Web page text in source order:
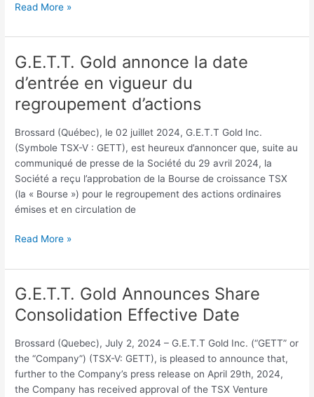
R&D
Programs
Read More »
G.E.T.T. Gold annonce la date
d’entrée en vigueur du
regroupement d’actions
Brossard (Québec), le 02 juillet 2024, G.E.T.T Gold Inc.
(Symbole TSX-V : GETT), est heureux d’annoncer que, suite au
communiqué de presse de la Société du 29 avril 2024, la
Société a reçu l’approbation de la Bourse de croissance TSX
(la « Bourse ») pour le regroupement des actions ordinaires
émises et en circulation de
G.E.T.T.
Gold
annonce
la
d’entrée
en
vigueur
du
regroupement
d’actions
Read More »
G.E.T.T. Gold Announces Share
Consolidation Effective Date
Brossard (Quebec), July 2, 2024 – G.E.T.T Gold Inc. (“GETT” or
the “Company”) (TSX-V: GETT), is pleased to announce that,
further to the Company’s press release on April 29th, 2024,
the Company has received approval of the TSX Venture
G.E.T.T.
Gold
Announces
Effective